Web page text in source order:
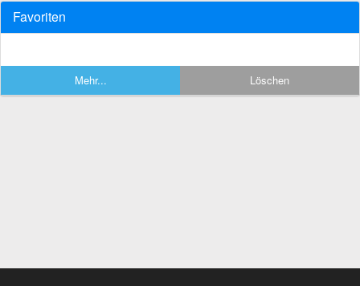
Favoriten
Mehr... Löschen